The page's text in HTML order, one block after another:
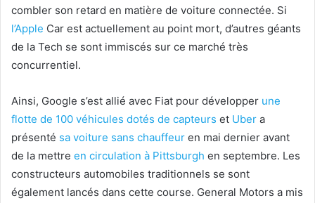
combler son retard en matière de voiture connectée. Si
l’Apple Car est actuellement au point mort, d’autres géants
de la Tech se sont immiscés sur ce marché très
concurrentiel.
Ainsi, Google s’est allié avec Fiat pour développer une
flotte de 100 véhicules dotés de capteurs et Uber a
présenté sa voiture sans chauffeur en mai dernier avant
de la mettre en circulation à Pittsburgh en septembre. Les
constructeurs automobiles traditionnels se sont
également lancés dans cette course. General Motors a mis